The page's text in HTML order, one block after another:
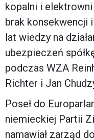
kopalni i
brak konsekwencji
lat wiedzy na
ubezpieczeń
podczas WZA
Richter i Jan
Poseł do
niemieckiej Partii
namawiał zarząd